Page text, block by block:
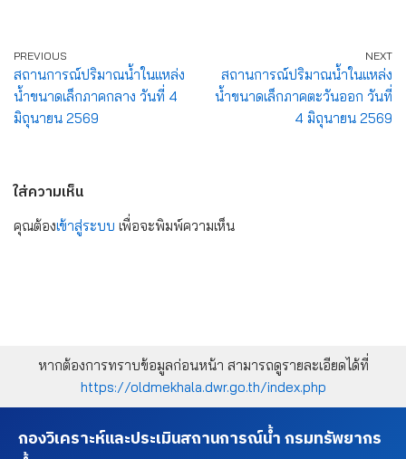
PREVIOUS
สถานการณ์ปริมาณน้ำในแหล่ง
น้ำขนาดเล็กภาคกลาง วันที่ 4
มิถุนายน 2569
NEXT
สถานการณ์ปริมาณน้ำในแหล่ง
น้ำขนาดเล็กภาคตะวันออก วันที่
4 มิถุนายน 2569
ใส่ความเห็น
คุณต้องเข้าสู่ระบบ เพื่อจะพิมพ์ความเห็น
หากต้องการทราบข้อมูลก่อนหน้า สามารถดูรายละเอียดได้ที่
https://oldmekhala.dwr.go.th/index.php
กองวิเคราะห์และประเมินสถานการณ์น้ำ กรมทรัพยากร